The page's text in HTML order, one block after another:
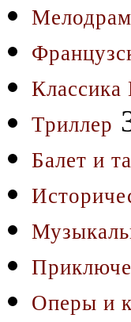
Классика
Триллер
Балет и
Оперы и